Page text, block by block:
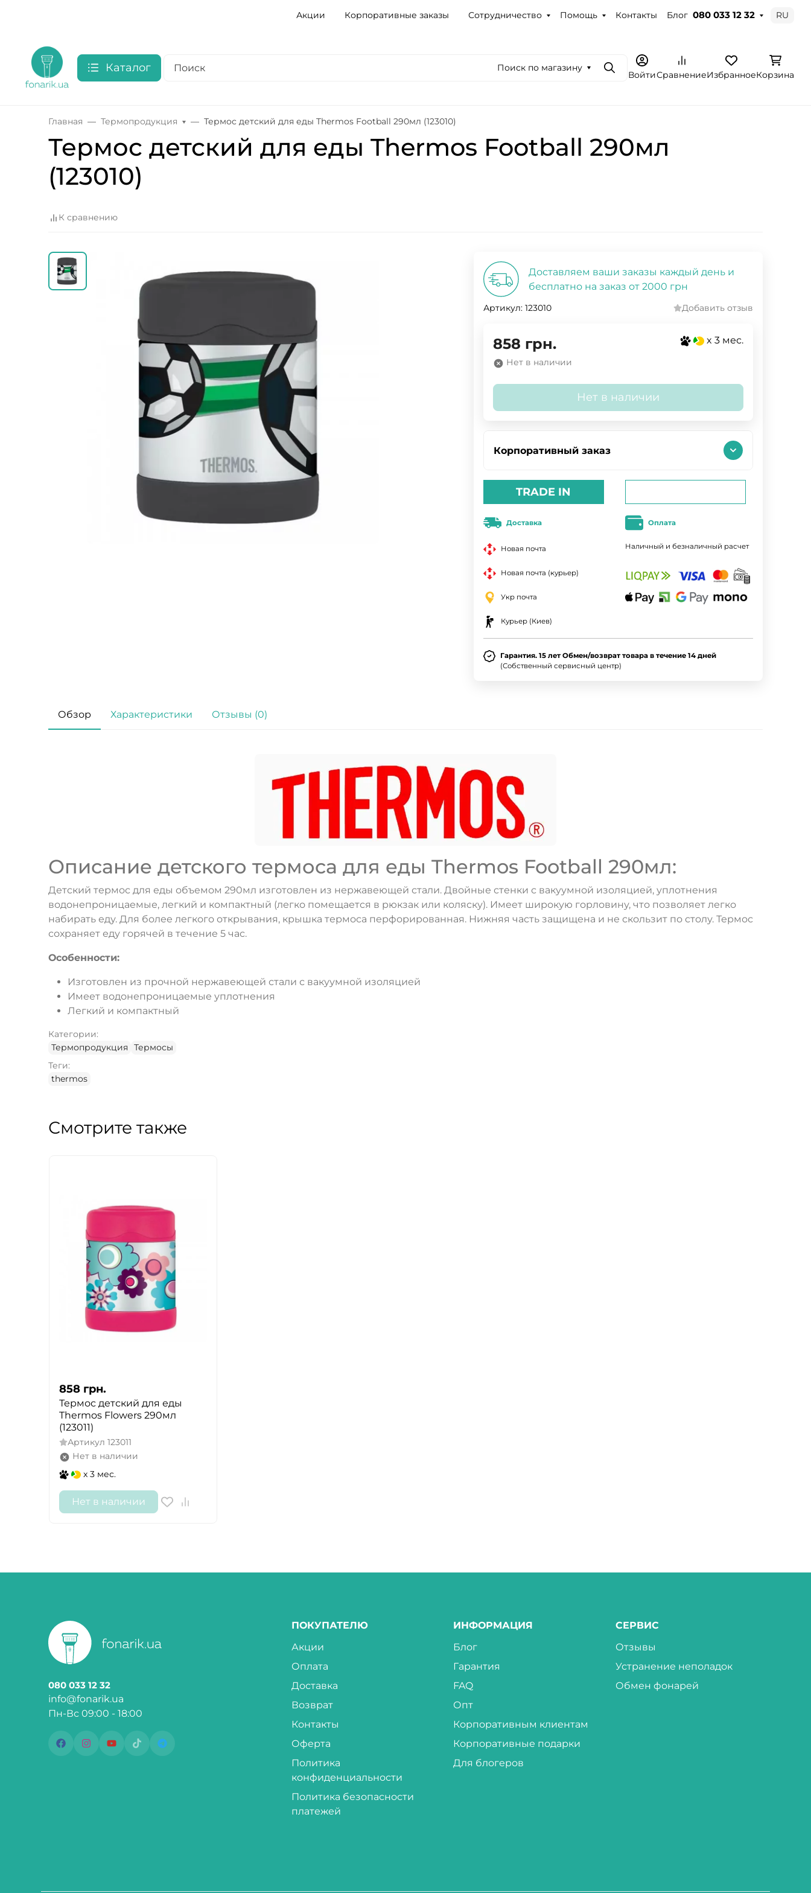
Акции Корпоративные заказы Сотрудничество Помощь Контакты Блог 080 033 12 32 RU
Каталог Поиск по магазину
ПоискВойтиСравнениеИзбранноеКорзина
Главная Термопродукция Термос детский для еды Thermos Football 290мл (123010)
Термос детский для еды Thermos Football 290мл
(123010)
К сравнению
Доставляем ваши заказы каждый день и
бесплатно на заказ от 2000 грн
Артикул: 123010 Добавить отзыв
858 грн. x 3 мес.
Нет в наличии
Нет в наличии
Корпоративный заказ
TRADE IN
Доставка
Новая почта
Новая почта (курьер)
Укр почта
Курьер (Киев)
Оплата
Наличный и безналичный расчет
Гарантия. 15 лет Обмен/возврат товара в течение 14 дней
(Собственный сервисный центр)
Обзор Характеристики Отзывы (0)
Описание детского термоса для еды Thermos Football 290мл:
Детский термос для еды объемом 290мл изготовлен из нержавеющей стали. Двойные стенки с вакуумной изоляцией, уплотнения
водонепроницаемые, легкий и компактный (легко помещается в рюкзак или коляску). Имеет широкую горловину, что позволяет легко
набирать еду. Для более легкого открывания, крышка термоса перфорированная. Нижняя часть защищена и не скользит по столу. Термос
сохраняет еду горячей в течение 5 час.
Особенности:
Изготовлен из прочной нержавеющей стали с вакуумной изоляцией
Имеет водонепроницаемые уплотнения
Легкий и компактный
Категории:
Термопродукция
Термосы
Теги:
thermos
Смотрите также
858 грн.
Термос детский для еды
Thermos Flowers 290мл
(123011)
Артикул 123011
Нет в наличии
x 3 мес.
Нет в наличии
080 033 12 32
info@fonarik.ua
Пн-Вс 09:00 - 18:00
ПОКУПАТЕЛЮ
Акции
Оплата
Доставка
Возврат
Контакты
Оферта
Политика
конфиденциальности
Политика безопасности
платежей
ИНФОРМАЦИЯ
Блог
Гарантия
FAQ
Опт
Корпоративным клиентам
Корпоративные подарки
Для блогеров
СЕРВИС
Отзывы
Устранение неполадок
Обмен фонарей